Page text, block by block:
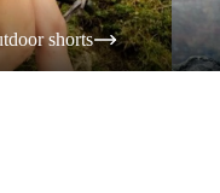
shorts